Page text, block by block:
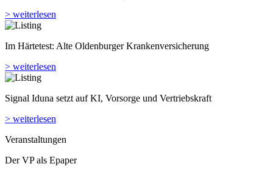
> weiterlesen
Im Härtetest: Alte Oldenburger Kranken­versicherung
> weiterlesen
Signal Iduna setzt auf KI, Vorsorge und Vertriebskraft
> weiterlesen
Veranstaltungen
Der VP als Epaper